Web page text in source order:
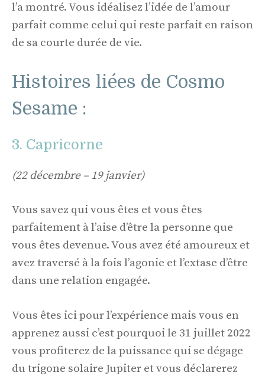
l’a montré. Vous idéalisez l’idée de l’amour
parfait comme celui qui reste parfait en raison
de sa courte durée de vie.
Histoires liées de Cosmo
Sesame :
3. Capricorne
(22 décembre – 19 janvier)
Vous savez qui vous êtes et vous êtes
parfaitement à l’aise d’être la personne que
vous êtes devenue. Vous avez été amoureux et
avez traversé à la fois l’agonie et l’extase d’être
dans une relation engagée.
Vous êtes ici pour l’expérience mais vous en
apprenez aussi c’est pourquoi le 31 juillet 2022
vous profiterez de la puissance qui se dégage
du trigone solaire Jupiter et vous déclarerez